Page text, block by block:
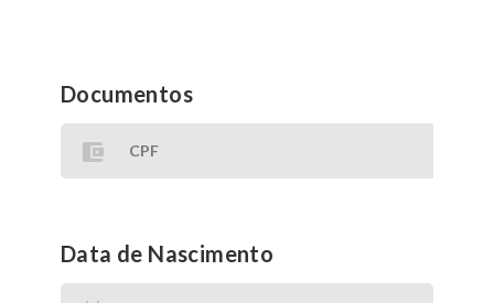
Documentos
Data de Nascimento